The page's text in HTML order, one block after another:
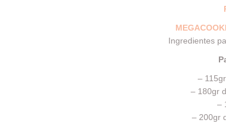
Ingredientes
–
– 180gr
–
– 200gr